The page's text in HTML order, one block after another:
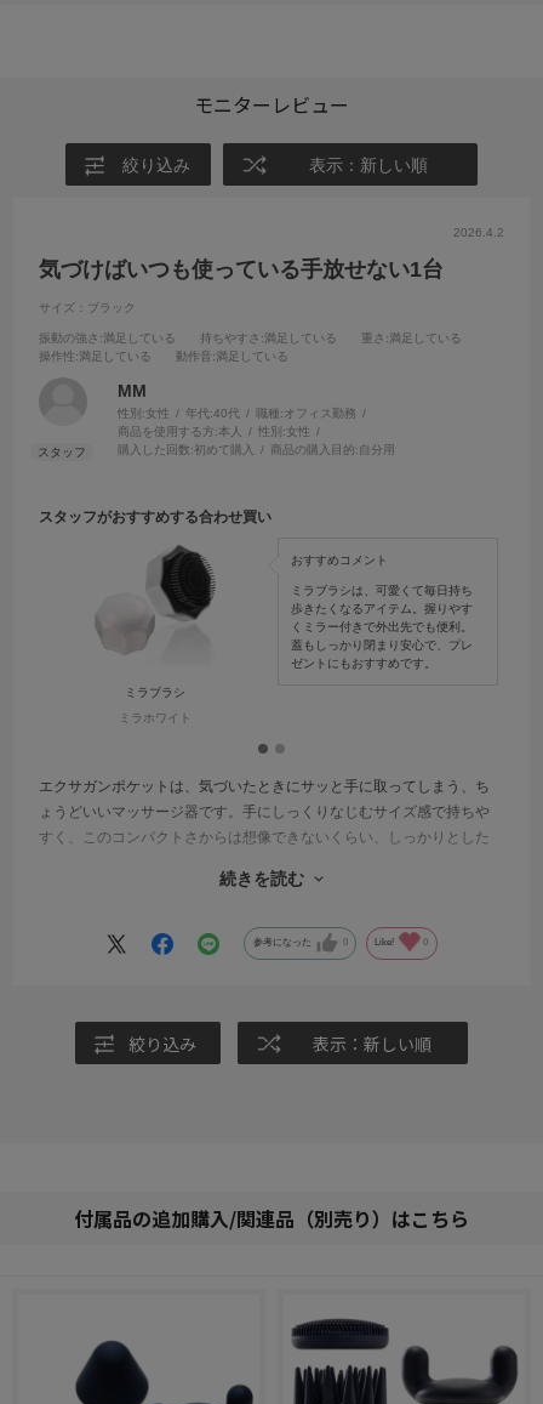
モニターレビュー
絞り込み 表示：新しい順
2026.4.2
気づけばいつも使っている手放せない1台
サイズ：ブラック
振動の強さ :満足している 持ちやすさ :満足している 重さ :満足している
操作性:満足している 動作音:満足している
MM
性別:女性 年代:40代 職種:オフィス勤務
商品を使用する方:本人 性別:女性
購入した回数:初めて購入 商品の購入目的: 自分用
スタッフがおすすめする合わせ買い
ミラブラシ
ミラホワイト
おすすめコメント
ミラブラシは、可愛くて毎日持ち
歩きたくなるアイテム。握りやす
くミラー付きで外出先でも便利。
蓋もしっかり閉まり安心で、プレ
ゼントにもおすすめです。
エクサガンポケットは、気づいたときにサッと手に取ってしまう、ち
ょうどいいマッサージ器です。手にしっくりなじむサイズ感で持ちや
すく、このコンパクトさからは想像できないくらい、しっかりとした
無理なく続けられるのが嬉しいところ。デスクワークでガチガチにな
りがちな肩まわりやデコルテにも使いやすく、気づけばエクサガンポ
旅行や外出先にも持っていきやすく、どこでも「いつものケア」がで
きる安心感があります。生活に馴染みやすく、気づけばいつも使って
続きを読む
参考になった 0 Like! 0
絞り込み 表示：新しい順
付属品の追加購入/関連品（別売り）はこちら